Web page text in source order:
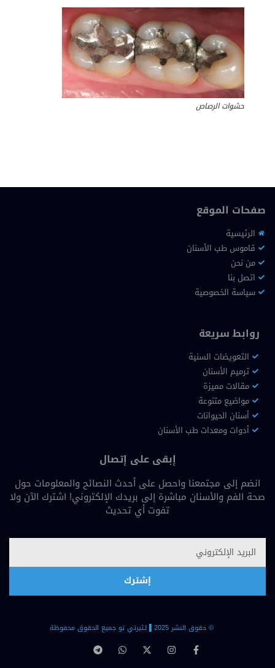
حشوات الرصاص
صفحات الموقع
الرئيسية
قاموس طب الأسنان
من نحن
اتصل بنا
سياسة الخصوصية
روابط سريعة
التعويضات السنية
ترميم الأسنان
مقالات مميزة
مواضيع متنوعة
أسنان الحيوانات
أدوات ومعدات طب الأسنان
إبقى على إتصال
انضم إلى مجتمعنا واحصل على أحدث النصائح والمعلومات حول
صحة الفم والأسنان مباشرة إلى بريدك الإلكتروني! اشترك الآن ولا
تفوت أي تحديث
إشترك
© حقوق النشر 2025 ▐لـثيرتي تو جميع الحقوق محفوظة